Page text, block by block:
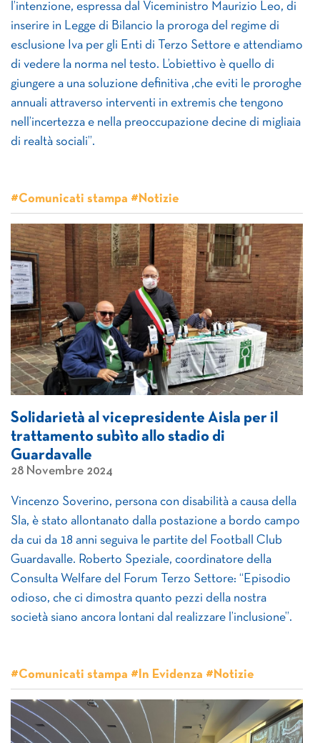
l’intenzione, espressa dal Viceministro Maurizio Leo, di
inserire in Legge di Bilancio la proroga del regime di
esclusione Iva per gli Enti di Terzo Settore e attendiamo
di vedere la norma nel testo. L’obiettivo è quello di
giungere a una soluzione definitiva ,che eviti le proroghe
annuali attraverso interventi in extremis che tengono
nell’incertezza e nella preoccupazione decine di migliaia
di realtà sociali”.
#Comunicati stampa #Notizie
Solidarietà al vicepresidente Aisla per il
trattamento subìto allo stadio di
Guardavalle
28 Novembre 2024
Vincenzo Soverino, persona con disabilità a causa della
Sla, è stato allontanato dalla postazione a bordo campo
da cui da 18 anni seguiva le partite del Football Club
Guardavalle. Roberto Speziale, coordinatore della
Consulta Welfare del Forum Terzo Settore: “Episodio
odioso, che ci dimostra quanto pezzi della nostra
società siano ancora lontani dal realizzare l’inclusione”.
#Comunicati stampa #In Evidenza #Notizie